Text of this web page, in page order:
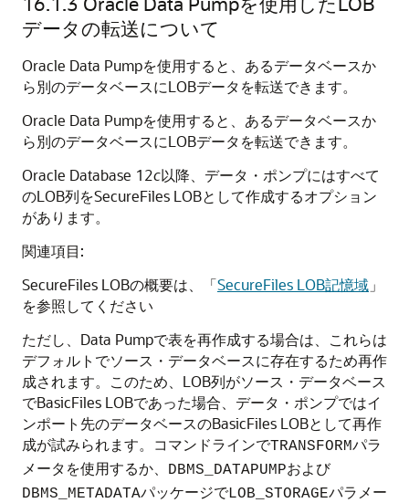
データの転送について
Oracle Data Pumpを使用すると、あるデータベースか
ら別のデータベースにLOBデータを転送できます。
Oracle Data Pumpを使用すると、あるデータベースか
ら別のデータベースにLOBデータを転送できます。
Oracle Database 12c以降、データ・ポンプにはすべて
のLOB列をSecureFiles LOBとして作成するオプション
があります。
関連項目:
SecureFiles LOBの概要は、
「SecureFiles LOB記憶域 」
を参照してください
ただし、Data Pumpで表を再作成する場合は、これらは
デフォルトでソース・データベースに存在するため再作
成されます。このため、LOB列がソース・データベース
でBasicFiles LOBであった場合、データ・ポンプではイ
ンポート先のデータベースのBasicFiles LOBとして再作
成が試みられます。コマンドラインでTRANSFORMパラ
メータを使用するか、
DBMS_DATAPUMPおよび
DBMS_METADATAパッケージでLOB_STORAGEパラメー